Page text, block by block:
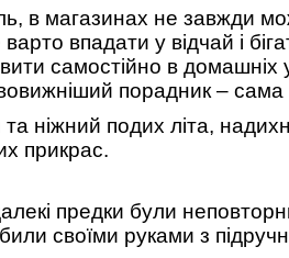
в магазинах не завжди
впадати у відчай і
самостійно в
порадник – сама
та ніжний подих літа,
прикрас.
предки були
своїми руками з